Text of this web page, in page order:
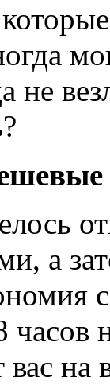
не
а
на